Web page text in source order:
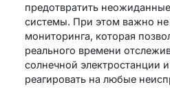
предотвратить
системы. При этом важно не
мониторинга, которая
реального времени
солнечной электростанции
реагировать на любые